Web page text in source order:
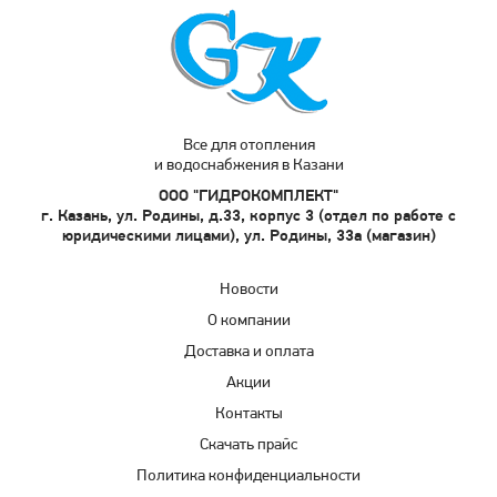
Все для отопления
и водоснабжения в Казани
ООО "ГИДРОКОМПЛЕКТ"
г. Казань, ул. Родины, д.33, корпус 3 (отдел по работе с
юридическими лицами), ул. Родины, 33а (магазин)
Новости
О компании
Доставка и оплата
Акции
Контакты
Скачать прайс
Политика конфиденциальности